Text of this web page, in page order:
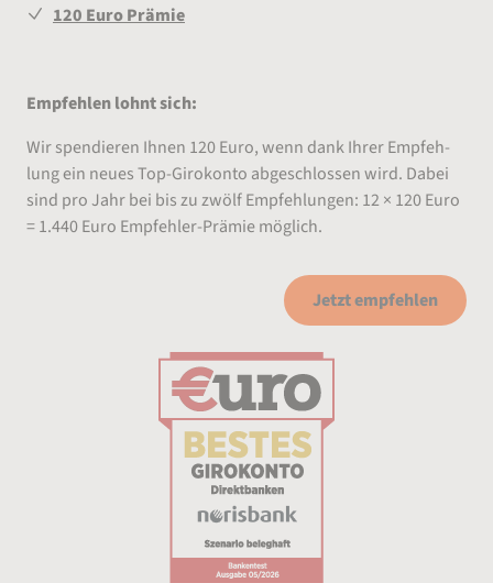
120 Euro Prämie
Empfehlen lohnt sich:
Wir spen­die­ren Ih­nen 120 Eu­ro, wenn dank Ih­rer Emp­feh­
lung ein neu­es Top-Girokonto abgeschlossen wird. Dabei
sind pro Jahr bei bis zu zwölf Empfehlungen: 12 × 120 Euro
= 1.440 Euro Empfehler-Prämie möglich.
Jetzt empfehlen